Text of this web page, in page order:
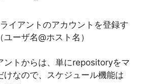
イアントのアカウントを登録す
ーザ名@ホスト名）
ントからは、単にrepositoryをマ
けなので、スケジュール機能は